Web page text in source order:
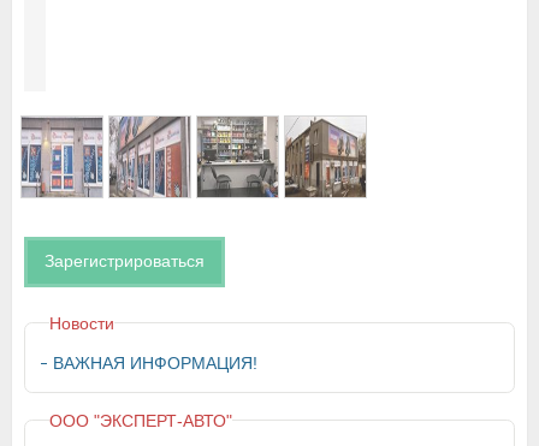
Зарегистрироваться
Новости
ВАЖНАЯ ИНФОРМАЦИЯ!
ООО "ЭКСПЕРТ-АВТО"